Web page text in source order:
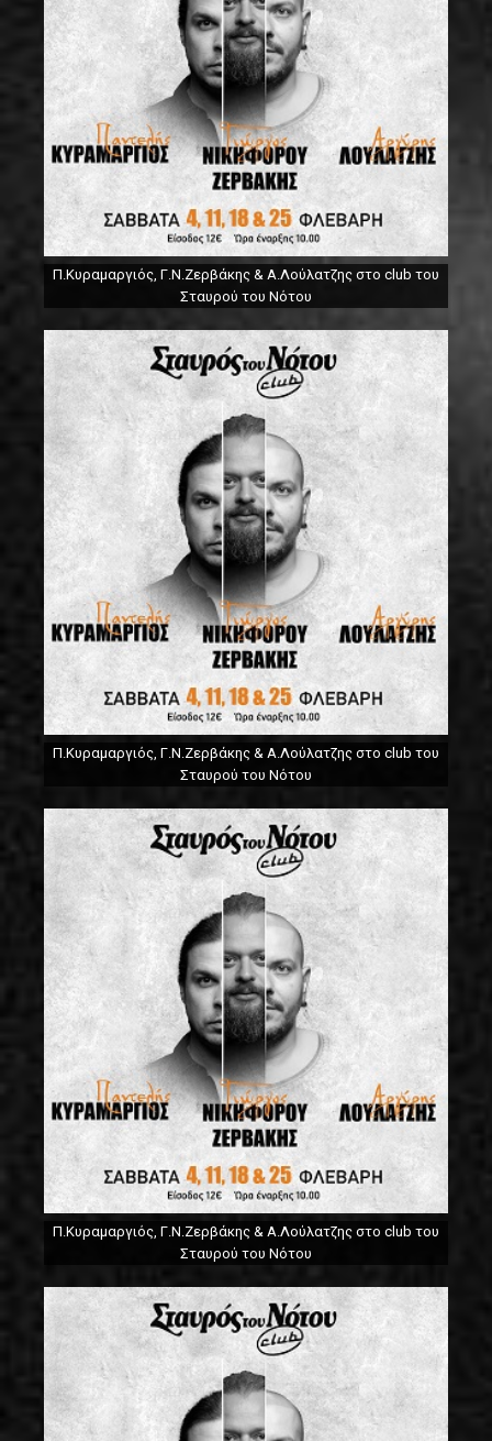
Π.Κυραμαργιός, Γ.Ν.Ζερβάκης & Α.Λούλατζης στο club του
Σταυρού του Νότου
Π.Κυραμαργιός, Γ.Ν.Ζερβάκης & Α.Λούλατζης στο club του
Σταυρού του Νότου
Π.Κυραμαργιός, Γ.Ν.Ζερβάκης & Α.Λούλατζης στο club του
Σταυρού του Νότου